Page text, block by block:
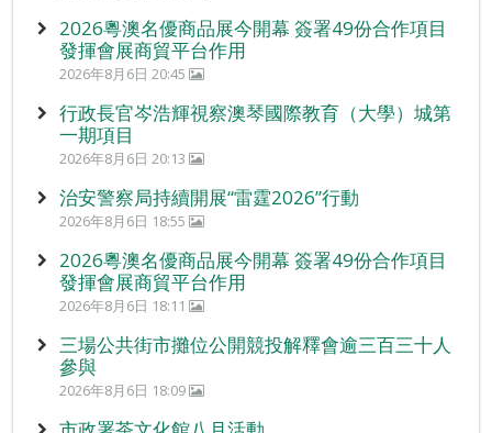
2026粵澳名優商品展今開幕 簽署49份合作項目
發揮會展商貿平台作用
2026年8月6日 20:45
行政長官岑浩輝視察澳琴國際教育（大學）城第
一期項目
2026年8月6日 20:13
治安警察局持續開展“雷霆2026”行動
2026年8月6日 18:55
2026粵澳名優商品展今開幕 簽署49份合作項目
發揮會展商貿平台作用
2026年8月6日 18:11
三場公共街市攤位公開競投解釋會逾三百三十人
參與
2026年8月6日 18:09